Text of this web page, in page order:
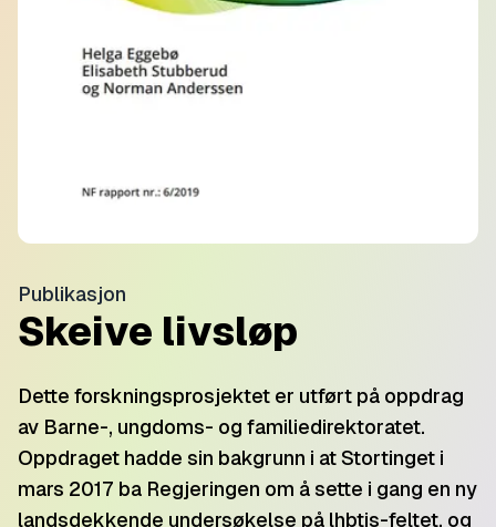
Publikasjon
Skeive livsløp
Dette forskningsprosjektet er utført på oppdrag
av Barne-, ungdoms- og familiedirektoratet.
Oppdraget hadde sin bakgrunn i at Stortinget i
mars 2017 ba Regjeringen om å sette i gang en ny
landsdekkende undersøkelse på lhbtis-feltet, og